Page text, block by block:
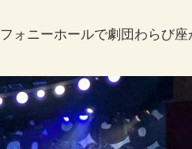
ォニーホールで劇団わらび